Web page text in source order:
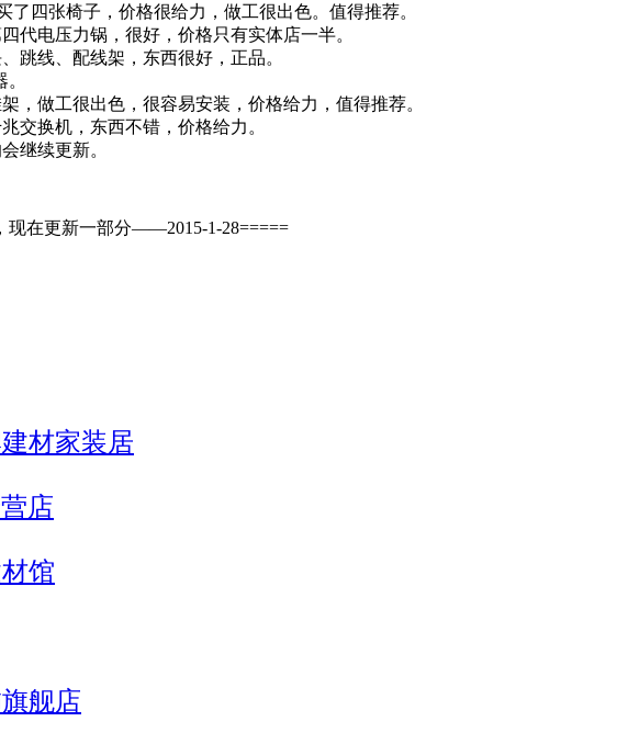
了四张椅子，价格很给力，做工很出色。值得推荐。
四代电压力锅，很好，价格只有实体店一半。
跳线、配线架，东西很好，正品。
，做工很出色，很容易安装，价格给力，值得推荐。
交换机，东西不错，价格给力。
继续更新。
现在更新一部分——2015-1-28=====
材家装居
店
馆
舰店